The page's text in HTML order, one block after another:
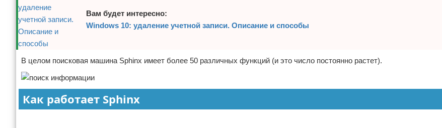
Вам будет интересно:
Windows 10: удаление учетной записи. Описание и способы
В целом поисковая машина Sphinx имеет более 50 различных функций (и это число постоянно растет).
Как работает Sphinx